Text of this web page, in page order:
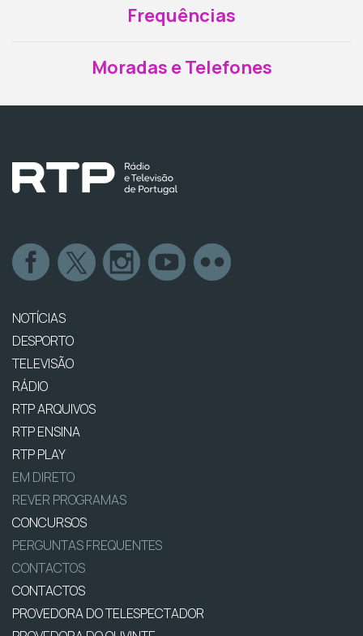
Frequências
Moradas e Telefones
NOTÍCIAS
DESPORTO
TELEVISÃO
RÁDIO
RTP ARQUIVOS
RTP ENSINA
RTP PLAY
EM DIRETO
REVER PROGRAMAS
CONCURSOS
PERGUNTAS FREQUENTES
CONTACTOS
CONTACTOS
PROVEDORA DO TELESPECTADOR